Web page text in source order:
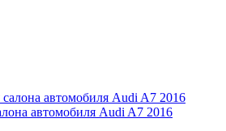
автомобиля Audi A7 2016